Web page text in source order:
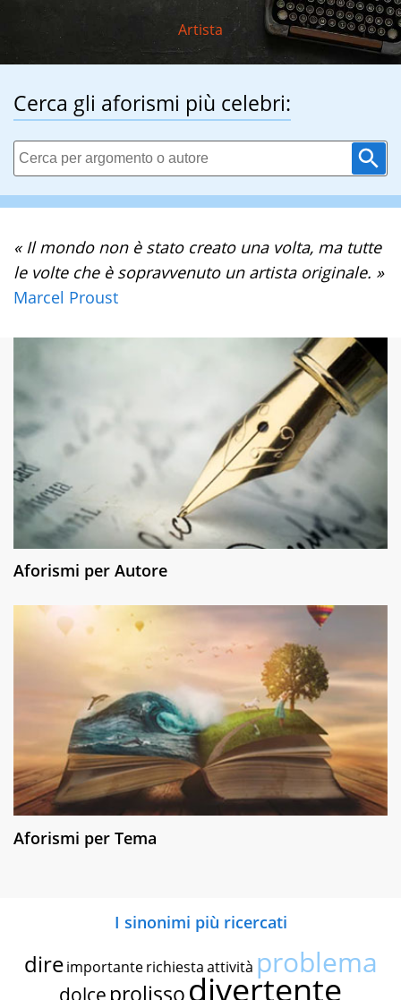
Artista
Cerca gli aforismi più celebri:
« Il mondo non è stato creato una volta, ma tutte
le volte che è sopravvenuto un artista originale. »
Marcel Proust
Aforismi per Autore
Aforismi per Tema
I sinonimi più ricercati
dire importante richiestaattività problema
prolissodivertente